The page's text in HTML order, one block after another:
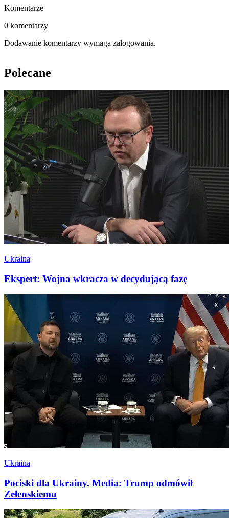
Komentarze
0 komentarzy
Dodawanie komentarzy wymaga zalogowania.
Polecane
Ukraina
Ekspert: Wojna wkracza w decydującą fazę
Ukraina
Pociski dla Ukrainy. Media: Trump odmówił
Zełenskiemu